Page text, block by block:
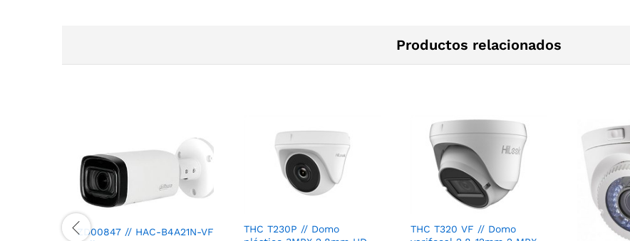
Productos relacionados
ZD00847 // HAC-B4A21N-VF
THC T230P // Domo
THC T320 VF // Domo